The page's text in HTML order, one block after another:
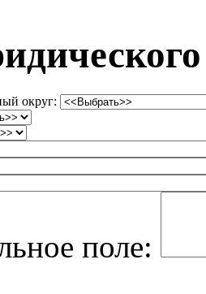
округ:
поле: